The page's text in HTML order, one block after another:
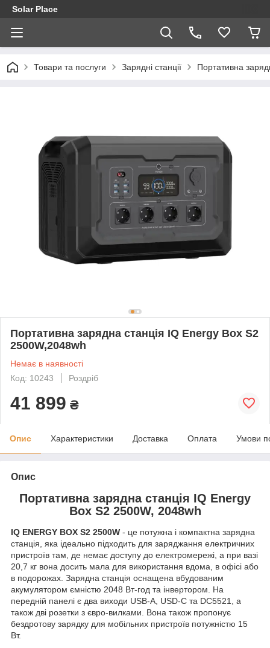
Solar Place
Товари та послуги Зарядні станції Портативна
Портативна зарядна станція IQ Energy Box S2
2500W,2048wh
Немає в наявності
Код: 10243
Роздріб
41 899 ₴
Опис Характеристики Доставка Оплата Умови
Опис
Портативна зарядна станція IQ Energy
Box S2 2500W, 2048wh
IQ ENERGY BOX S2 2500W - це потужна і компактна зарядна
станція, яка ідеально підходить для заряджання електричних
пристроїв там, де немає доступу до електромережі, а при вазі
20,7 кг вона досить мала для використання вдома, в офісі або
в подорожах. Зарядна станція оснащена вбудованим
акумулятором ємністю 2048 Вт-год та інвертором. На
передній панелі є два виходи USB-A, USD-C та DC5521, а
також дві розетки з євро-вилками. Вона також пропонує
бездротову зарядку для мобільних пристроїв потужністю 15
Вт.